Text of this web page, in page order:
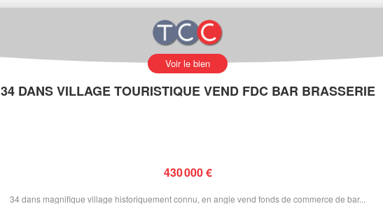
Voir le bien
34 DANS VILLAGE TOURISTIQUE VEND FDC BAR BRASSERIE
430 000 €
34 dans magnifique village historiquement connu, en angle vend fonds de commerce de bar...